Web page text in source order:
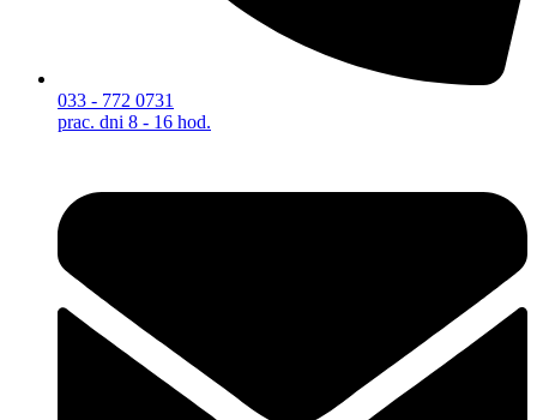
033 - 772 0731
prac. dni 8 - 16 hod.